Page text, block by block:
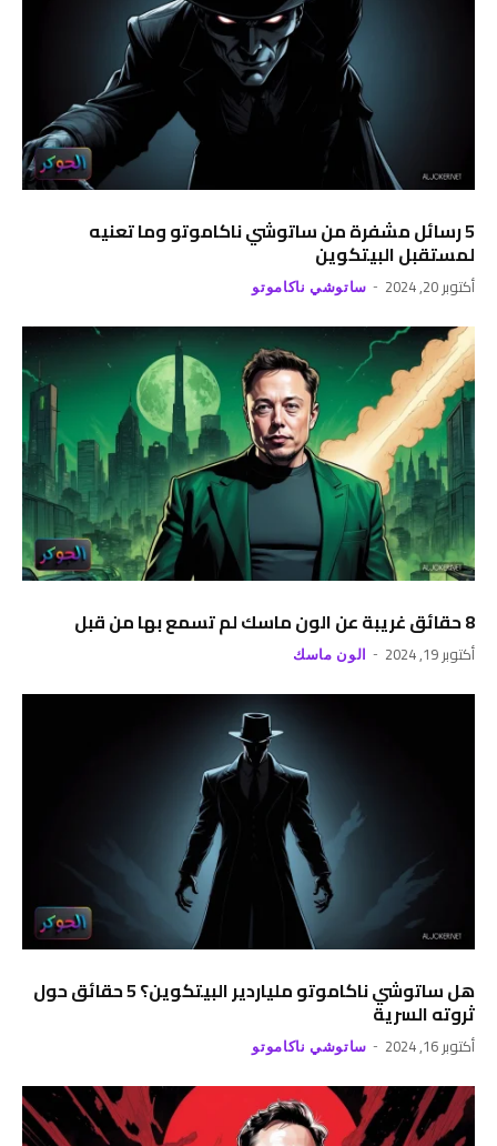
5 رسائل مشفرة من ساتوشي ناكاموتو وما تعنيه
لمستقبل البيتكوين
أكتوبر 20, 2024 ساتوشي ناكاموتو
8 حقائق غريبة عن الون ماسك لم تسمع بها من قبل
أكتوبر 19, 2024 الون ماسك
هل ساتوشي ناكاموتو ملياردير البيتكوين؟ 5 حقائق حول
ثروته السرية
أكتوبر 16, 2024 ساتوشي ناكاموتو